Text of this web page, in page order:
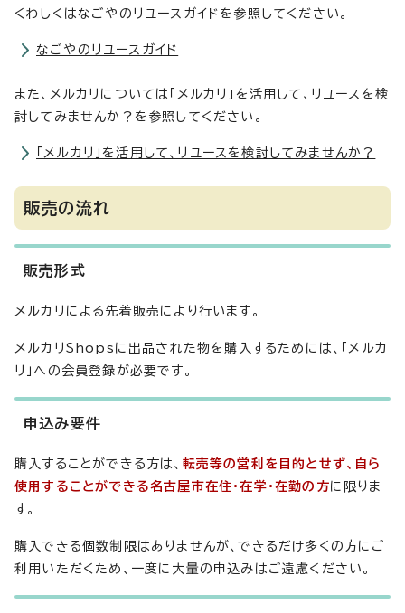
くわしくはなごやのリユースガイドを参照してください。
なごやのリユースガイド
また、メルカリについては「メルカリ」を活用して、リユースを検
討してみませんか？を参照してください。
「メルカリ」を活用して、リユースを検討してみませんか？
販売の流れ
販売形式
メルカリによる先着販売により行います。
メルカリShopsに出品された物を購入するためには、「メルカ
リ」への会員登録が必要です。
申込み要件
購入することができる方は、 転売等の営利を目的とせず、自ら
使用することができる名古屋市在住・在学・在勤の方に限りま
す。
購入できる個数制限はありませんが、できるだけ多くの方にご
利用いただくため、一度に大量の申込みはご遠慮ください。